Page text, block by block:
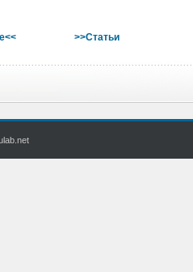
>>Статьи